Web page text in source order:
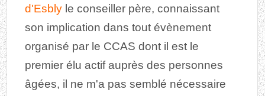
d'Esbly le conseiller père, connaissant
son implication dans tout évènement
organisé par le CCAS dont il est le
premier élu actif auprès des personnes
âgées, il ne m'a pas semblé nécessaire